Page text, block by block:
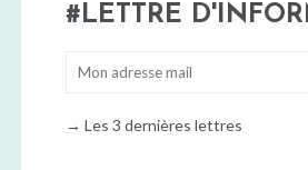
LETTRE
→ Les 3 dernières lettres